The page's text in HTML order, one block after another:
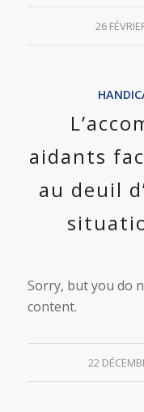
26 /
aidants
au deuil
Sorry, but you do
content.
22 /